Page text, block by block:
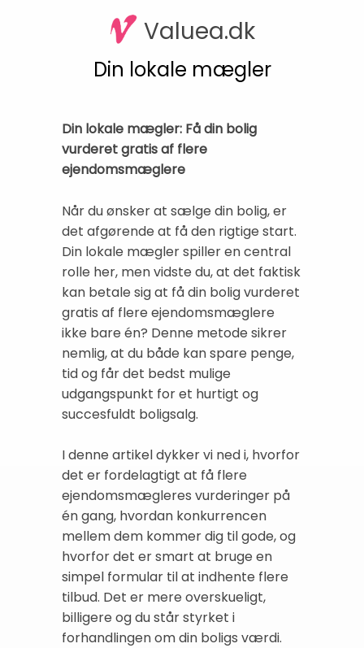
Valuea.dk
Din lokale mægler
Din lokale mægler: Få din bolig
vurderet gratis af flere
ejendomsmæglere
Når du ønsker at sælge din bolig, er
det afgørende at få den rigtige start.
Din lokale mægler spiller en central
rolle her, men vidste du, at det faktisk
kan betale sig at få din bolig vurderet
gratis af flere ejendomsmæglere
ikke bare én? Denne metode sikrer
nemlig, at du både kan spare penge,
tid og får det bedst mulige
udgangspunkt for et hurtigt og
succesfuldt boligsalg.
I denne artikel dykker vi ned i, hvorfor
det er fordelagtigt at få flere
ejendomsmægleres vurderinger på
én gang, hvordan konkurrencen
mellem dem kommer dig til gode, og
hvorfor det er smart at bruge en
simpel formular til at indhente flere
tilbud. Det er mere overskueligt,
billigere og du står styrket i
forhandlingen om din boligs værdi.